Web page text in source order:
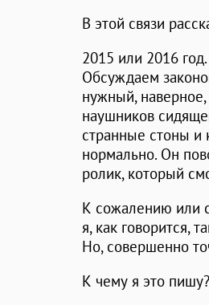
В этой связи
2015 или 2016
Обсуждаем
нужный,
наушников
странные стоны и
нормально. Он
ролик, который
К сожалению или
я, как говорится,
Но, совершенно
К чему я это пишу?